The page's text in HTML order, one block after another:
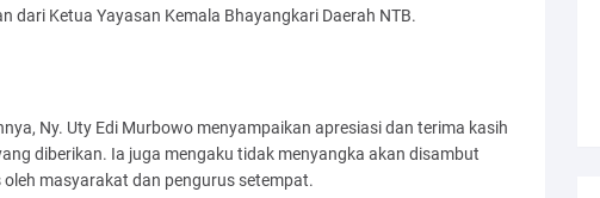
dari Ketua Yayasan Kemala Bhayangkari Daerah NTB.
Ny. Uty Edi Murbowo menyampaikan apresiasi dan terima kasih
diberikan. Ia juga mengaku tidak menyangka akan disambut
masyarakat dan pengurus setempat.